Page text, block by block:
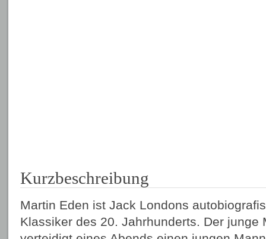
Kurzbeschreibung
Martin Eden ist Jack Londons
Klassiker des 20. Jahrhunderts. Der junge